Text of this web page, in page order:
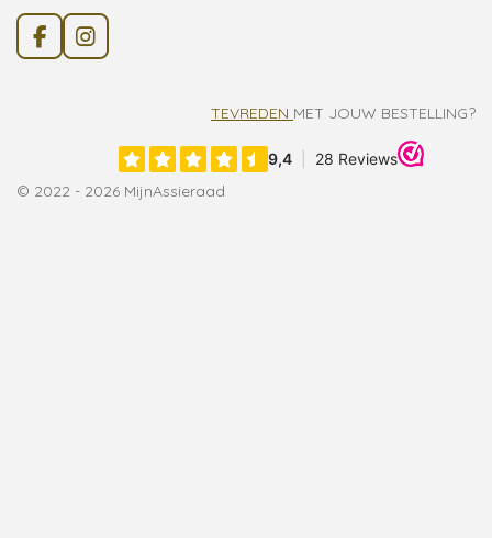
F
a
k
I
n
a
TEVREDEN MET JOUW BESTELLING?
© 2022 - 2026 MijnAssieraad